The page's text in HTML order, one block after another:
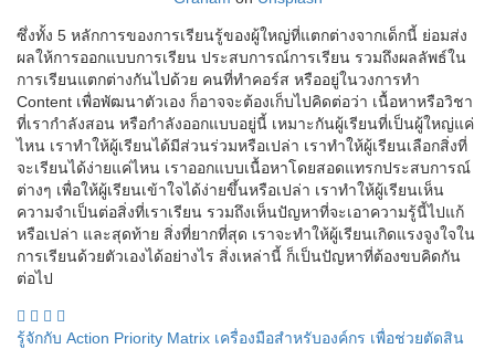
ซึ่งทั้ง 5 หลักการของการเรียนรู้ของผู้ใหญ่ที่แตกต่างจากเด็กนี้ ย่อมส่ง
ผลให้การออกแบบการเรียน ประสบการณ์การเรียน รวมถึงผลลัพธ์ใน
การเรียนแตกต่างกันไปด้วย คนที่ทำคอร์ส หรืออยู่ในวงการทำ
Content เพื่อพัฒนาตัวเอง ก็อาจจะต้องเก็บไปคิดต่อว่า เนื้อหาหรือวิชา
ที่เรากำลังสอน หรือกำลังออกแบบอยู่นี้ เหมาะกันผู้เรียนที่เป็นผู้ใหญ่แค่
ไหน เราทำให้ผู้เรียนได้มีส่วนร่วมหรือเปล่า เราทำให้ผู้เรียนเลือกสิ่งที่
จะเรียนได้ง่ายแค่ไหน เราออกแบบเนื้อหาโดยสอดแทรกประสบการณ์
ต่างๆ เพื่อให้ผู้เรียนเข้าใจได้ง่ายขึ้นหรือเปล่า เราทำให้ผู้เรียนเห็น
ความจำเป็นต่อสิ่งที่เราเรียน รวมถึงเห็นปัญหาที่จะเอาความรู้นี้ไปแก้
หรือเปล่า และสุดท้าย สิ่งที่ยากที่สุด เราจะทำให้ผู้เรียนเกิดแรงจูงใจใน
การเรียนด้วยตัวเองได้อย่างไร สิ่งเหล่านี้ ก็เป็นปัญหาที่ต้องขบคิดกัน
ต่อไป
Post
รู้จักกับ Action Priority Matrix เครื่องมือสำหรับองค์กร เพื่อช่วยตัดสิน